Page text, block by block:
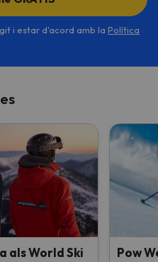
i estar d'acord amb la Política
als World Ski Pow